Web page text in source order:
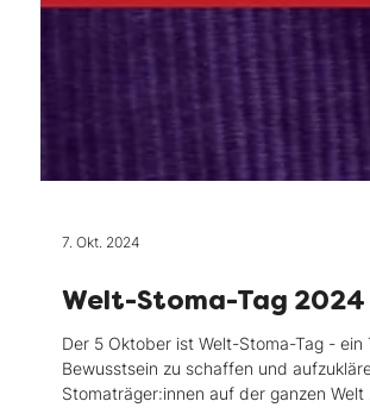
7. Okt. 2024